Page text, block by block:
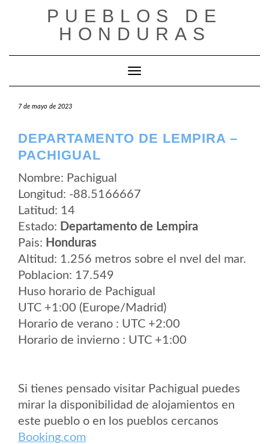
PUEBLOS DE
HONDURAS
Cambiar modo de navegación
7 de mayo de 2023
DEPARTAMENTO DE LEMPIRA –
PACHIGUAL
Nombre: Pachigual
Longitud: -88.5166667
Latitud: 14
Estado: Departamento de Lempira
Pais: Honduras
Altitud: 1.256 metros sobre el nvel del mar.
Poblacion: 17.549
Huso horario de Pachigual
UTC +1:00 (Europe/Madrid)
Horario de verano : UTC +2:00
Horario de invierno : UTC +1:00
Si tienes pensado visitar Pachigual puedes
mirar la disponibilidad de alojamientos en
este pueblo o en los pueblos cercanos
Booking.com